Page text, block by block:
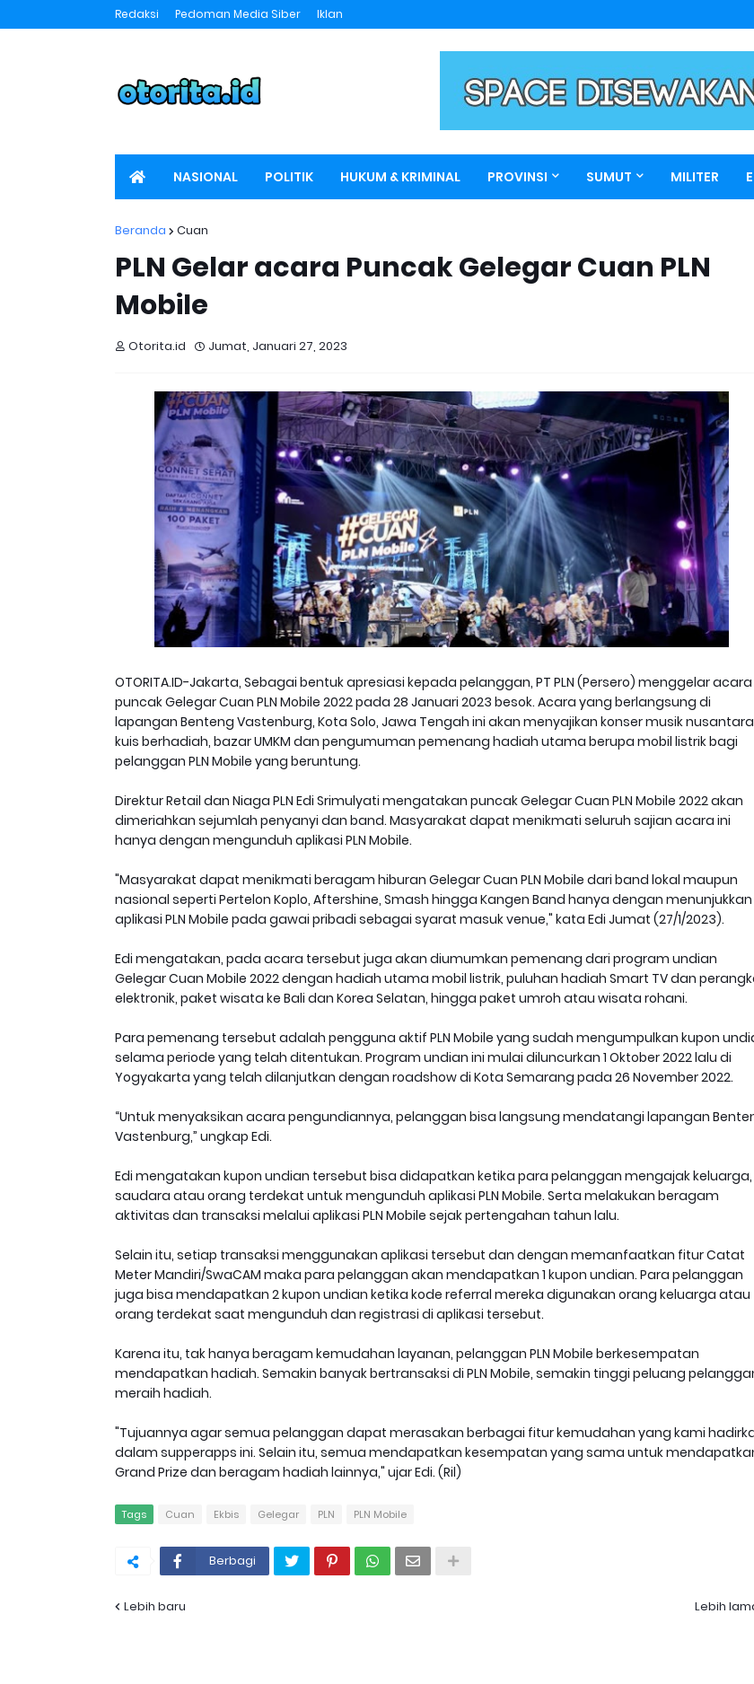
Redaksi Pedoman Media Siber Iklan
NASIONAL POLITIK HUKUM & KRIMINAL PROVINSI SUMUT MILITER
SPORT
Beranda Cuan
PLN Gelar acara Puncak Gelegar Cuan PLN
Mobile
Otorita.id Jumat, Januari 27, 2023
OTORITA.ID-Jakarta, Sebagai bentuk apresiasi kepada pelanggan, PT PLN (Persero) menggelar acara
puncak Gelegar Cuan PLN Mobile 2022 pada 28 Januari 2023 besok. Acara yang berlangsung di
lapangan Benteng Vastenburg, Kota Solo, Jawa Tengah ini akan menyajikan konser musik
kuis berhadiah, bazar UMKM dan pengumuman pemenang hadiah utama berupa mobil listrik bagi
pelanggan PLN Mobile yang beruntung.
Direktur Retail dan Niaga PLN Edi Srimulyati mengatakan puncak Gelegar Cuan PLN Mobile 2022 akan
dimeriahkan sejumlah penyanyi dan band. Masyarakat dapat menikmati seluruh sajian acara ini
hanya dengan mengunduh aplikasi PLN Mobile.
"Masyarakat dapat menikmati beragam hiburan Gelegar Cuan PLN Mobile dari band lokal maupun
nasional seperti Pertelon Koplo, Aftershine, Smash hingga Kangen Band hanya dengan menunjukkan
aplikasi PLN Mobile pada gawai pribadi sebagai syarat masuk venue," kata Edi Jumat (27/1/2023).
Edi mengatakan, pada acara tersebut juga akan diumumkan pemenang dari program undian
Gelegar Cuan Mobile 2022 dengan hadiah utama mobil listrik, puluhan hadiah Smart TV dan
elektronik, paket wisata ke Bali dan Korea Selatan, hingga paket umroh atau wisata rohani.
Para pemenang tersebut adalah pengguna aktif PLN Mobile yang sudah mengumpulkan kupon
selama periode yang telah ditentukan. Program undian ini mulai diluncurkan 1 Oktober 2022 lalu di
Yogyakarta yang telah dilanjutkan dengan roadshow di Kota Semarang pada 26 November 2022.
“Untuk menyaksikan acara pengundiannya, pelanggan bisa langsung mendatangi lapangan
Vastenburg,” ungkap Edi.
Edi mengatakan kupon undian tersebut bisa didapatkan ketika para pelanggan mengajak keluarga,
saudara atau orang terdekat untuk mengunduh aplikasi PLN Mobile. Serta melakukan beragam
aktivitas dan transaksi melalui aplikasi PLN Mobile sejak pertengahan tahun lalu.
Selain itu, setiap transaksi menggunakan aplikasi tersebut dan dengan memanfaatkan fitur Catat
Meter Mandiri/SwaCAM maka para pelanggan akan mendapatkan 1 kupon undian. Para pelanggan
juga bisa mendapatkan 2 kupon undian ketika kode referral mereka digunakan orang keluarga atau
orang terdekat saat mengunduh dan registrasi di aplikasi tersebut.
Karena itu, tak hanya beragam kemudahan layanan, pelanggan PLN Mobile berkesempatan
mendapatkan hadiah. Semakin banyak bertransaksi di PLN Mobile, semakin tinggi peluang
meraih hadiah.
"Tujuannya agar semua pelanggan dapat merasakan berbagai fitur kemudahan yang kami
dalam supperapps ini. Selain itu, semua mendapatkan kesempatan yang sama untuk
Grand Prize dan beragam hadiah lainnya," ujar Edi. (Ril)
Tags Cuan Ekbis Gelegar PLN PLN Mobile
Berbagi
Lebih baru Lebih